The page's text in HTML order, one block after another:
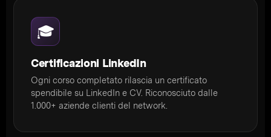
🎓
Certificazioni LinkedIn
Ogni corso completato rilascia un certificato
spendibile su LinkedIn e CV. Riconosciuto dalle
1.000+ aziende clienti del network.